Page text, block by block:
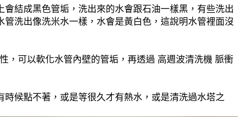
結成黑色管垢，洗出來的水會跟石油一樣黑，有些洗出
洗出像洗米水一樣，水會是黃白色，這說明水管裡面沒
，可以軟化水管內壁的管垢，再透過 高週波清洗機 脈衝
候點不著，或是等很久才有熱水，或是清洗過水塔之